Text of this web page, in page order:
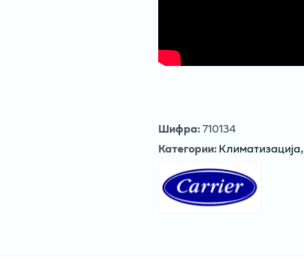
Шифра:710134
Категории:Климатизација,